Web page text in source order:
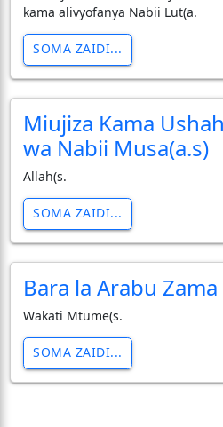
kama alivyofanya Nabii Lut(a.
SOMA ZAIDI...
Miujiza Kama
wa Nabii Musa(a.s)
Allah(s.
SOMA ZAIDI...
Bara la Arabu Zama
Wakati Mtume(s.
SOMA ZAIDI...